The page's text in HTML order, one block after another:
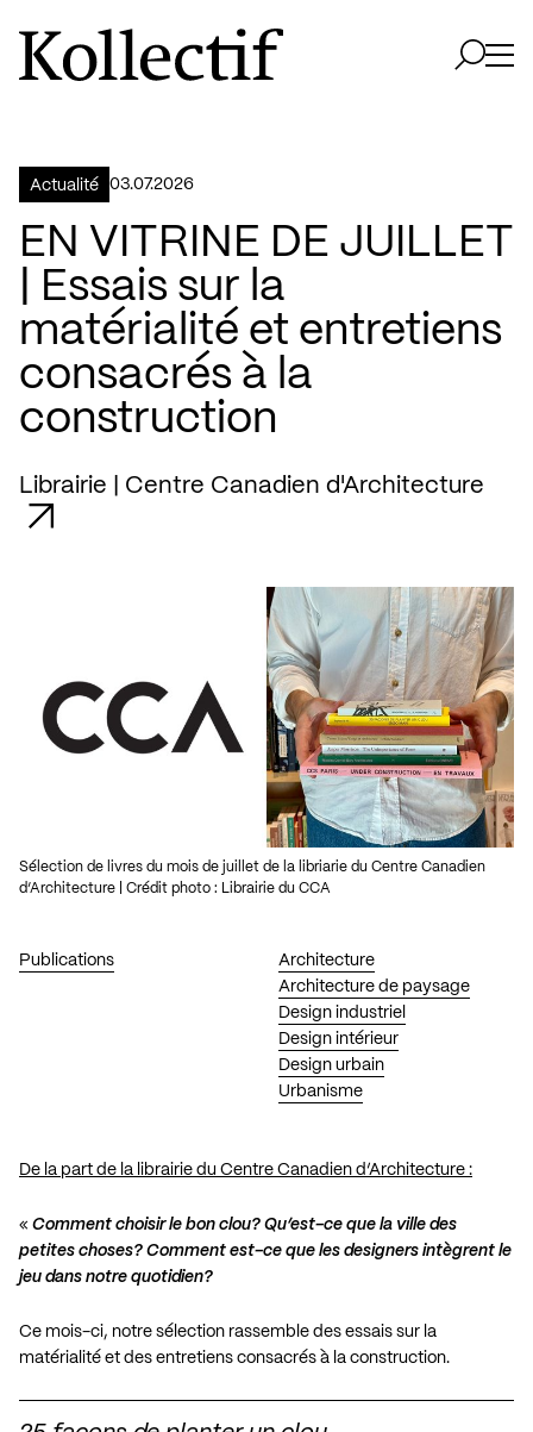
Aller à la page d'accueil
Logo Kollectif
Actualité 03.07.2026
EN VITRINE DE JUILLET
| Essais sur la
matérialité et entretiens
consacrés à la
construction
Librairie | Centre Canadien d'Architecture
Publications
Architecture
Architecture de paysage
Design industriel
Design intérieur
Design urbain
Urbanisme
Sélection de livres du mois de juillet de la libriarie du Centre Canadien
d’Architecture | Crédit photo : Librairie du CCA
De la part de la librairie du Centre Canadien d’Architecture :
« Comment choisir le bon clou? Qu’est-ce que la ville des
petites choses? Comment est-ce que les designers intègrent le
jeu dans notre quotidien?
Ce mois-ci, notre sélection rassemble des essais sur la
matérialité et des entretiens consacrés à la construction.